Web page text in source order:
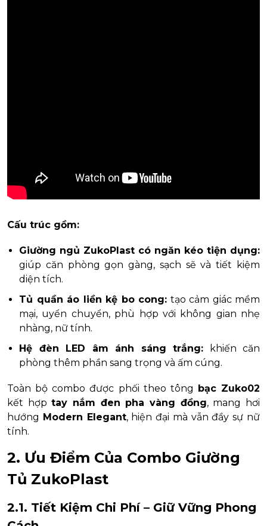
Cấu trúc gồm:
Giường ngủ ZukoPlast có ngăn kéo tiện dụng:
giúp căn phòng gọn gàng, sạch sẽ và tiết kiệm
diện tích.
Tủ quần áo liền kệ bo cong: tạo cảm giác mềm
mại, uyển chuyển, phù hợp với không gian nhẹ
nhàng, nữ tính.
Hệ đèn LED âm ánh sáng trắng: khiến căn
phòng thêm phần sang trọng và ấm cúng.
Toàn bộ combo được phối theo tông bạc Zuko02
kết hợptay nắm đen pha vàng đồng, mang hơi
hướng Modern Elegant, hiện đại mà vẫn đầy sự nữ
tính.
2. Ưu Điểm Của Combo Giường
Tủ ZukoPlast
2.1. Tiết Kiệm Chi Phí – Giữ Vững Phong